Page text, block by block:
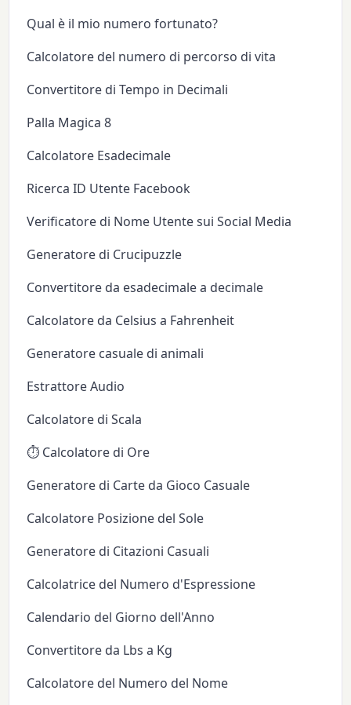
Qual è il mio numero fortunato?
Calcolatore del numero di percorso di vita
Convertitore di Tempo in Decimali
Palla Magica 8
Calcolatore Esadecimale
Ricerca ID Utente Facebook
Verificatore di Nome Utente sui Social Media
Generatore di Crucipuzzle
Convertitore da esadecimale a decimale
Calcolatore da Celsius a Fahrenheit
Generatore casuale di animali
Estrattore Audio
Calcolatore di Scala
⏱️ Calcolatore di Ore
Generatore di Carte da Gioco Casuale
Calcolatore Posizione del Sole
Generatore di Citazioni Casuali
Calcolatrice del Numero d'Espressione
Calendario del Giorno dell'Anno
Convertitore da Lbs a Kg
Calcolatore del Numero del Nome